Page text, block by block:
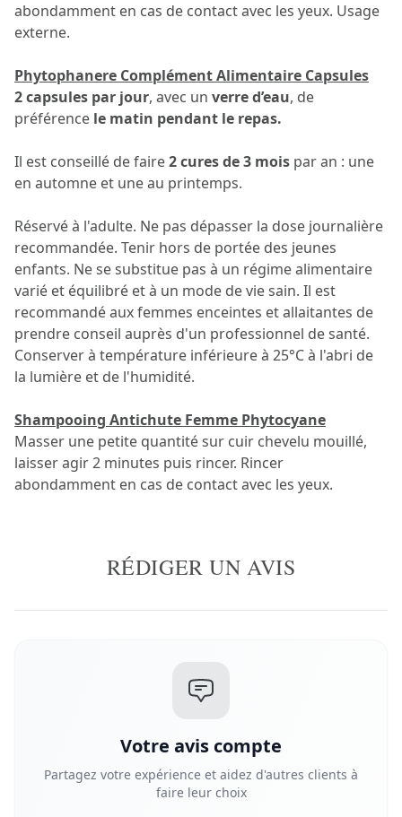
abondamment en cas de contact avec les yeux. Usage
externe.
Phytophanere Complément Alimentaire Capsules
2 capsules par jour, avec un verre d’eau, de
préférence le matin pendant le repas.
Il est conseillé de faire2 cures de 3 mois par an : une
en automne et une au printemps.
Réservé à l'adulte. Ne pas dépasser la dose journalière
recommandée. Tenir hors de portée des jeunes
enfants. Ne se substitue pas à un régime alimentaire
varié et équilibré et à un mode de vie sain. Il est
recommandé aux femmes enceintes et allaitantes de
prendre conseil auprès d'un professionnel de santé.
Conserver à température inférieure à 25°C à l'abri de
la lumière et de l'humidité.
Shampooing Antichute Femme Phytocyane
Masser une petite quantité sur cuir chevelu mouillé,
laisser agir 2 minutes puis rincer. Rincer
abondamment en cas de contact avec les yeux.
RÉDIGER UN AVIS
Votre avis compte
Partagez votre expérience et aidez d'autres clients à
faire leur choix